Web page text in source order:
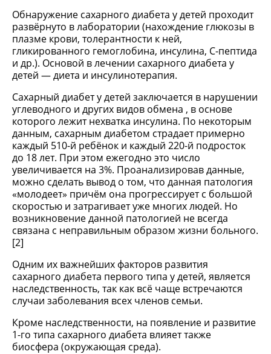
Обнаружение сахарного диабета у детей проходит
развёрнуто в лаборатории (нахождение глюкозы в
плазме крови, толерантности к ней,
гликированного гемоглобина, инсулина, С-пептида
и др.). Основой в лечении сахарного диабета у
детей — диета и инсулинотерапия.
Сахарный диабет у детей заключается в нарушении
углеводного и других видов обмена , в основе
которого лежит нехватка инсулина. По некоторым
данным, сахарным диабетом страдает примерно
каждый 510-й ребёнок и каждый 220-й подросток
до 18 лет. При этом ежегодно это число
увеличивается на 3%. Проанализировав данные,
можно сделать вывод о том, что данная патология
«молодеет» причём она прогрессирует с большой
скоростью и затрагивает уже многих людей. Но
возникновение данной патологией не всегда
связана с неправильным образом жизни больного.
[2]
Одним их важнейших факторов развития
сахарного диабета первого типа у детей, является
наследственность, так как всё чаще встречаются
случаи заболевания всех членов семьи.
Кроме наследственности, на появление и развитие
1-го типа сахарного диабета влияет также
биосфера (окружающая среда).